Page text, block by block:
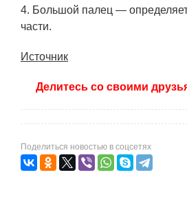
4. Большой палец —
части.
Источник
Делитесь со своими
Поделиться новостью в соцсетях